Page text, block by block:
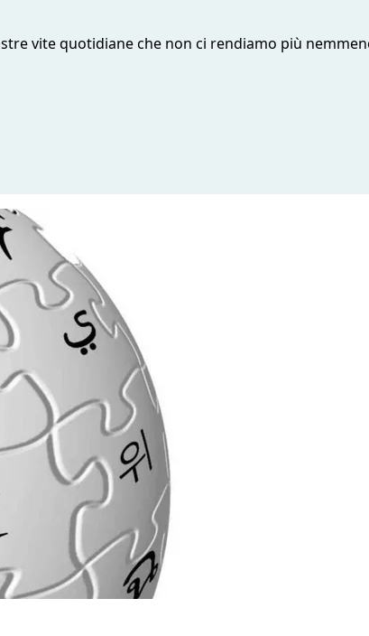
vite quotidiane che non ci rendiamo più